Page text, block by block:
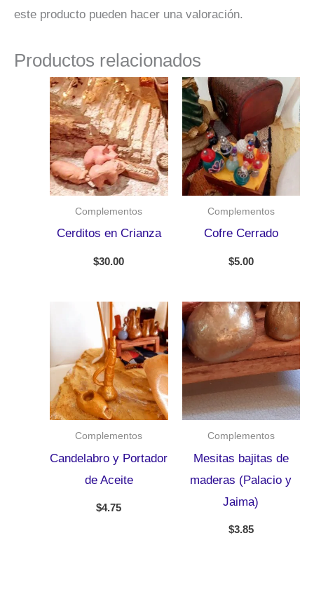
este producto pueden hacer una valoración.
Productos relacionados
Complementos
Cerditos en Crianza
$30.00
Complementos
Cofre Cerrado
$5.00
Complementos
Candelabro y Portador
de Aceite
$4.75
Complementos
Mesitas bajitas de
maderas (Palacio y
Jaima)
$3.85